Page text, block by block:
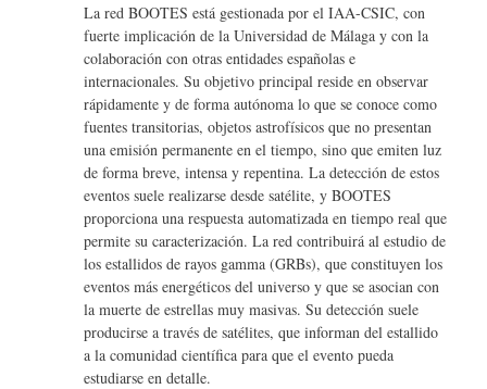
La red BOOTES está gestionada por el IAA-CSIC, con
fuerte implicación de la Universidad de Málaga y con la
colaboración con otras entidades españolas e
internacionales. Su objetivo principal reside en observar
rápidamente y de forma autónoma lo que se conoce como
fuentes transitorias, objetos astrofísicos que no presentan
una emisión permanente en el tiempo, sino que emiten luz
de forma breve, intensa y repentina. La detección de estos
eventos suele realizarse desde satélite, y BOOTES
proporciona una respuesta automatizada en tiempo real que
permite su caracterización. La red contribuirá al estudio de
los estallidos de rayos gamma (GRBs), que constituyen los
eventos más energéticos del universo y que se asocian con
la muerte de estrellas muy masivas. Su detección suele
producirse a través de satélites, que informan del estallido
a la comunidad científica para que el evento pueda
estudiarse en detalle.